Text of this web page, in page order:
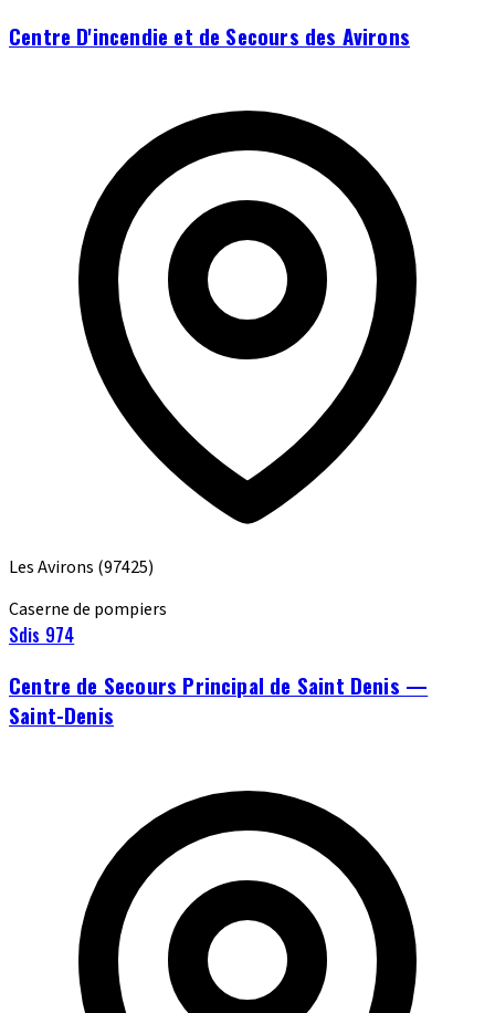
Centre D'incendie et de Secours des Avirons
Les Avirons (97425)
Caserne de pompiers
Sdis 974
Centre de Secours Principal de Saint Denis —
Saint-Denis